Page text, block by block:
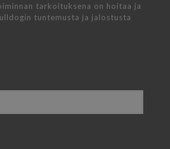
tarkoituksena on hoitaa ja
tuntemusta ja jalostusta